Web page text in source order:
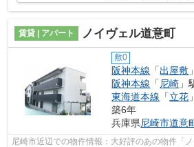
賃貸 | アパート ノイヴェル道意町
敷0
阪神本線 「出屋敷
阪神本線 「尼崎 」
東海道本線 「立花
築6年
兵庫県尼崎市道意
尼崎市近辺での物件情報：大好評のあの物件「